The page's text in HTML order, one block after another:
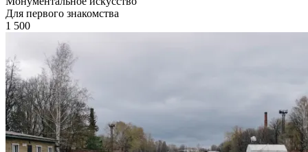
Для первого знакомства
1 500